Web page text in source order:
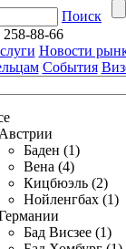
Поиск
258-88-66
Новости
События
Баден (1)
Вена (4)
Кицбюэль (2)
Нойленгбах (1)
Бад Висзее (1)